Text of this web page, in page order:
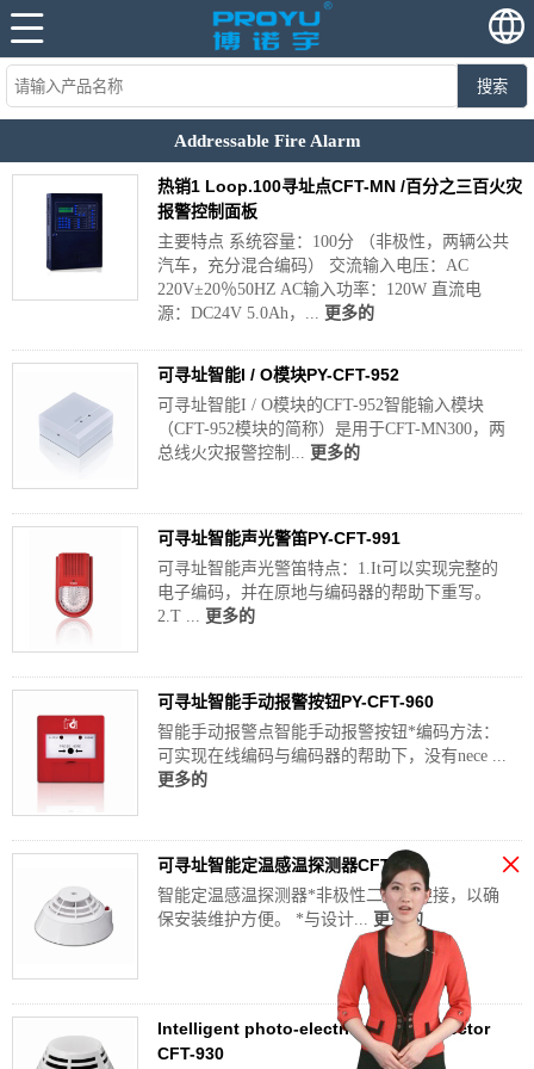
搜索
Addressable Fire Alarm
热销1 Loop.100寻址点CFT-MN /百分之三百火灾
报警控制面板
主要特点 系统容量：100分 （非极性，两辆公共
汽车，充分混合编码） 交流输入电压：AC
220V±20％50HZ AC输入功率：120W 直流电
源：DC24V 5.0Ah，... 更多的
可寻址智能I / O模块PY-CFT-952
可寻址智能I / O模块的CFT-952智能输入模块
（CFT-952模块的简称）是用于CFT-MN300，两
总线火灾报警控制... 更多的
可寻址智能声光警笛PY-CFT-991
可寻址智能声光警笛特点：1.It可以实现完整的
电子编码，并在原地与编码器的帮助下重写。
2.T ... 更多的
可寻址智能手动报警按钮PY-CFT-960
智能手动报警点智能手动报警按钮*编码方法：
可实现在线编码与编码器的帮助下，没有nece ...
更多的
可寻址智能定温感温探测器CFT-920
智能定温感温探测器*非极性二总线连接，以确
保安装维护方便。 *与设计... 更多的
Intelligent photo-electric smoke detector
CFT-930
×